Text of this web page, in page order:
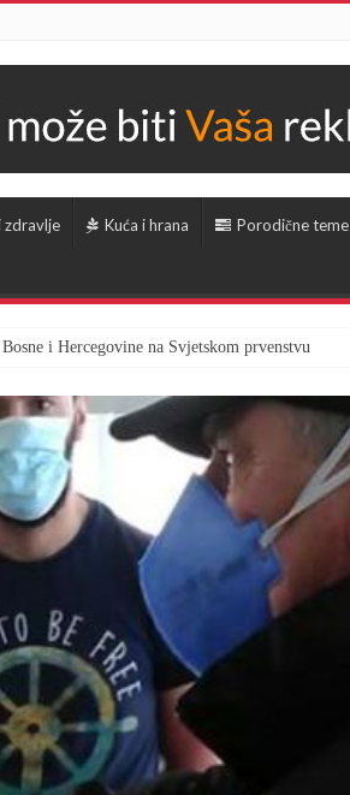
zdravlje Kuća i hrana Porodične teme
i Hercegovine na Svjetskom prvenstvu